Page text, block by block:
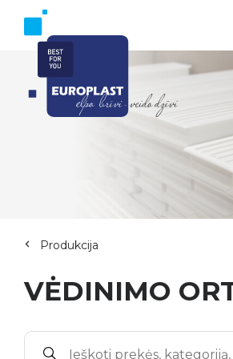
Produkcija
VĖDINIMO